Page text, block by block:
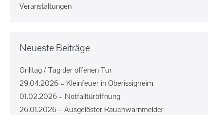
Veranstaltungen
Neueste Beiträge
Grilltag / Tag der offenen Tür
29.04.2026 – Kleinfeuer in Oberissigheim
01.02.2026 – Notfalltüröffnung
26.01.2026 – Ausgelöster Rauchwarnmelder